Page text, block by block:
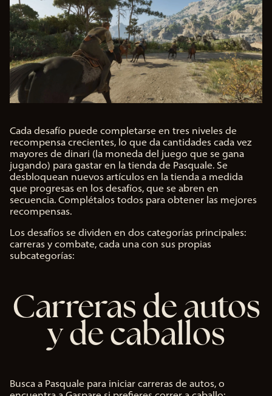
Cada desafío puede completarse en tres niveles de
recompensa crecientes, lo que da cantidades cada vez
mayores de dinari (la moneda del juego que se gana
jugando) para gastar en la tienda de Pasquale. Se
desbloquean nuevos artículos en la tienda a medida
que progresas en los desafíos, que se abren en
secuencia. Complétalos todos para obtener las mejores
recompensas.
Los desafíos se dividen en dos categorías principales:
carreras y combate, cada una con sus propias
subcategorías:
Carreras de autos
y de caballos
Busca a Pasquale para iniciar carreras de autos, o